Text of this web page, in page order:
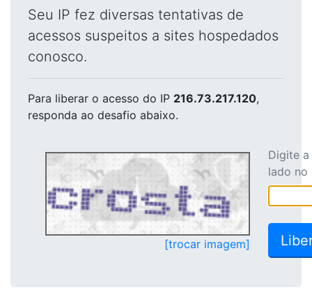
Seu IP fez diversas tentativas de
acessos suspeitos a sites hospedados
conosco.
Para liberar o acesso do IP 216.73.217.120,
responda ao desafio abaixo.
[trocar imagem]
Digite
lado no